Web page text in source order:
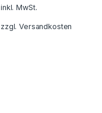
inkl. MwSt.
zzgl.Versandkosten